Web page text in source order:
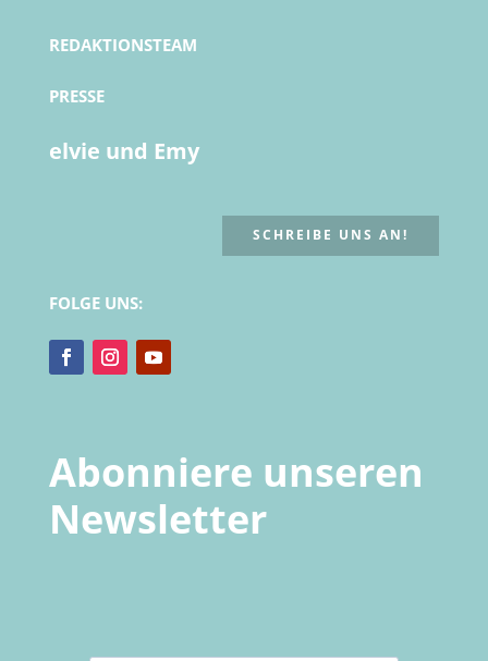
REDAKTIONSTEAM
PRESSE
elvie und Emy
SCHREIBE UNS AN!
FOLGE UNS:
Abonniere unseren
Newsletter